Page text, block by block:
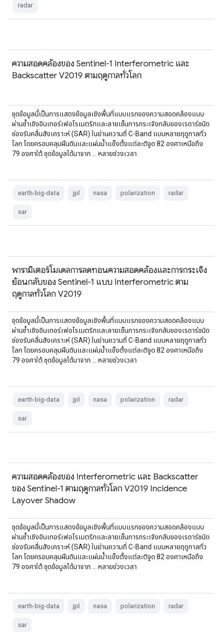
radar
ความสอดคล้องของ Sentinel-1 Interferometric และ
Backscatter V2019 ตามฤดูกาลทั่วโลก
ชุดข้อมูลนี้เป็นการแสดงข้อมูลเชิงพื้นที่แบบแรกของความสอดคล้องแบบ
ผ่านซ้ำเชิงอินเทอร์เฟอโรเมตริกและลายเซ็นการกระเจิงกลับของเรดาร์ชนิด
ช่องรับคลื่นสังเคราะห์ (SAR) ในย่านความถี่ C-Band แบบหลายฤดูกาลทั่ว
โลก โดยครอบคลุมผืนดินและแผ่นน้ำแข็งตั้งแต่ละติจูด 82 องศาเหนือถึง
79 องศาใต้ ชุดข้อมูลได้มาจาก … หลายช่วงเวลา
earth-big-data jpl nasa polarization radar
sar
พารามิเตอร์โมเดลการลดทอนความสอดคล้องและการกระเจิง
ย้อนกลับของ Sentinel-1 แบบ Interferometric ตาม
ฤดูกาลทั่วโลก V2019
ชุดข้อมูลนี้เป็นการแสดงข้อมูลเชิงพื้นที่แบบแรกของความสอดคล้องแบบ
ผ่านซ้ำเชิงอินเทอร์เฟอโรเมตริกและลายเซ็นการกระเจิงกลับของเรดาร์ชนิด
ช่องรับคลื่นสังเคราะห์ (SAR) ในย่านความถี่ C-Band แบบหลายฤดูกาลทั่ว
โลก โดยครอบคลุมผืนดินและแผ่นน้ำแข็งตั้งแต่ละติจูด 82 องศาเหนือถึง
79 องศาใต้ ชุดข้อมูลได้มาจาก … หลายช่วงเวลา
earth-big-data jpl nasa polarization radar
sar
ความสอดคล้องของ Interferometric และ Backscatter
ของ Sentinel-1 ตามฤดูกาลทั่วโลก V2019 Incidence
Layover Shadow
ชุดข้อมูลนี้เป็นการแสดงข้อมูลเชิงพื้นที่แบบแรกของความสอดคล้องแบบ
ผ่านซ้ำเชิงอินเทอร์เฟอโรเมตริกและลายเซ็นการกระเจิงกลับของเรดาร์ชนิด
ช่องรับคลื่นสังเคราะห์ (SAR) ในย่านความถี่ C-Band แบบหลายฤดูกาลทั่ว
โลก โดยครอบคลุมผืนดินและแผ่นน้ำแข็งตั้งแต่ละติจูด 82 องศาเหนือถึง
79 องศาใต้ ชุดข้อมูลได้มาจาก … หลายช่วงเวลา
earth-big-data jpl nasa polarization radar
sar